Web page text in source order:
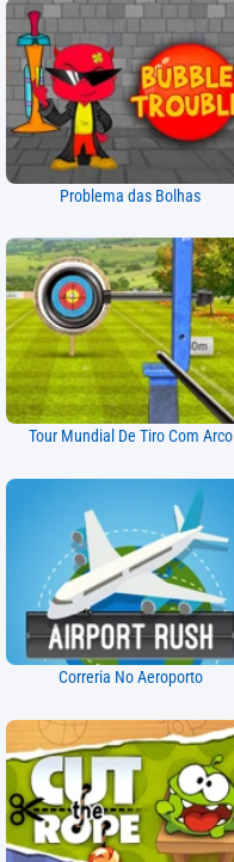
Problema das Bolhas
Tour Mundial De Tiro Com Arco
Correria No Aeroporto